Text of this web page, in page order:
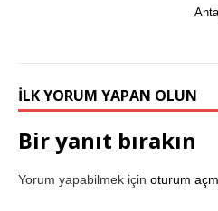
İLK YORUM YAPAN OLUN
Bir yanıt bırakın
Yorum yapabilmek için oturum